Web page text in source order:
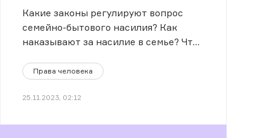
Какие законы регулируют вопрос
семейно-бытового насилия? Как
наказывают за насилие в семье? Что
Права человека
25.11.2023, 02:12